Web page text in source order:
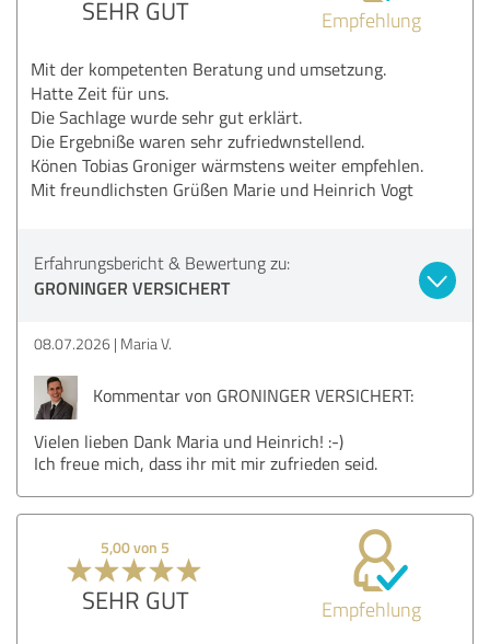
SEHR GUT Empfehlung
Mit der kompetenten Beratung und umsetzung.
Hatte Zeit für uns.
Die Sachlage wurde sehr gut erklärt.
Die Ergebniße waren sehr zufriedwnstellend.
Könen Tobias Groniger wärmstens weiter empfehlen.
Mit freundlichsten Grüßen Marie und Heinrich Vogt
Erfahrungsbericht & Bewertung zu:
GRONINGER VERSICHERT
08.07.2026 Maria V.
Kommentar von GRONINGER VERSICHERT:
Vielen lieben Dank Maria und Heinrich! :-)
Ich freue mich, dass ihr mit mir zufrieden seid.
5,00 von 5
SEHR GUT Empfehlung